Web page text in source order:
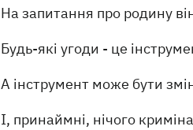
На запитання про родину
Будь-які угоди - це
А інструмент може бути
І, принаймні, нічого